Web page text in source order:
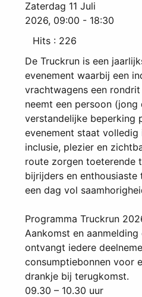
Zaterdag 11 Juli
2026, 09:00 - 18:30
Hits : 226
De Truckrun is een
evenement waarbij een
vrachtwagens een
neemt een persoon
verstandelijke beperking
evenement staat volledig
inclusie, plezier en
route zorgen toeterende
bijrijders en
een dag vol
Programma Truckrun
Aankomst en
ontvangt iedere
consumptiebonnen voor
drankje bij terugkomst.
09.30 – 10.30 uur